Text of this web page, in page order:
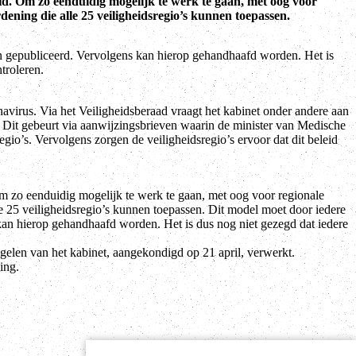
die alle 25 veiligheidsregio’s kunnen toepassen.
Vervolgens kan hierop gehandhaafd worden. Het is
Via het Veiligheidsberaad vraagt het kabinet onder andere aan
gebeurt via aanwijzingsbrieven waarin de minister van Medische
Vervolgens zorgen de veiligheidsregio’s ervoor dat dit beleid
zo eenduidig mogelijk te werk te gaan, met oog voor regionale
veiligheidsregio’s kunnen toepassen. Dit model moet door iedere
hierop gehandhaafd worden. Het is dus nog niet gezegd dat iedere
van het kabinet, aangekondigd op 21 april, verwerkt.